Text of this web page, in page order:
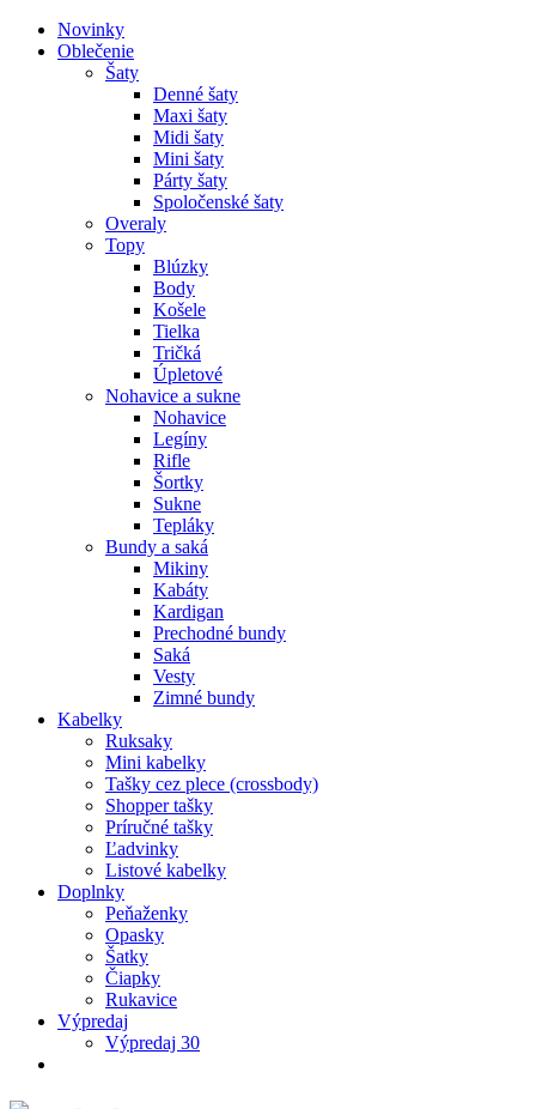
Novinky
Oblečenie
Šaty
Denné šaty
Maxi šaty
Midi šaty
Mini šaty
Párty šaty
Spoločenské šaty
Overaly
Topy
Blúzky
Body
Košele
Tielka
Tričká
Úpletové
Nohavice a sukne
Nohavice
Legíny
Rifle
Šortky
Sukne
Tepláky
Bundy a saká
Mikiny
Kabáty
Kardigan
Prechodné bundy
Saká
Vesty
Zimné bundy
Kabelky
Ruksaky
Mini kabelky
Tašky cez plece (crossbody)
Shopper tašky
Príručné tašky
Ľadvinky
Listové kabelky
Doplnky
Peňaženky
Opasky
Šatky
Čiapky
Rukavice
Výpredaj
Výpredaj 30